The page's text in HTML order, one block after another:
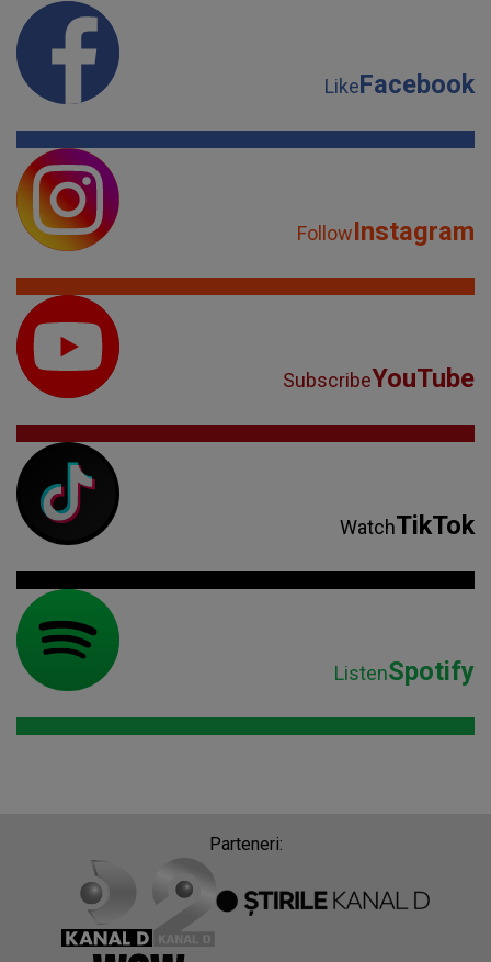
LikeFacebook
FollowInstagram
SubscribeYouTube
WatchTikTok
ListenSpotify
Parteneri: